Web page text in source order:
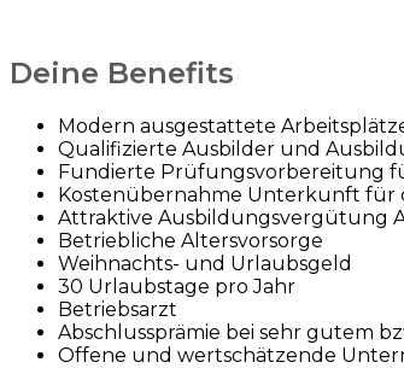
Deine Benefits
Modern ausgestattete
Qualifizierte Ausbilder und
Fundierte Prüfungsvorbereitung
Kostenübernahme Unterkunft für
Attraktive Ausbildungsvergütung
Betriebliche Altersvorsorge
Weihnachts- und Urlaubsgeld
30 Urlaubstage pro Jahr
Betriebsarzt
Abschlussprämie bei sehr gutem
Offene und wertschätzende